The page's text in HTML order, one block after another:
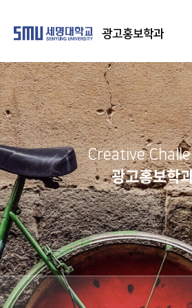
광고홍보학과
Creative
광고홍보학